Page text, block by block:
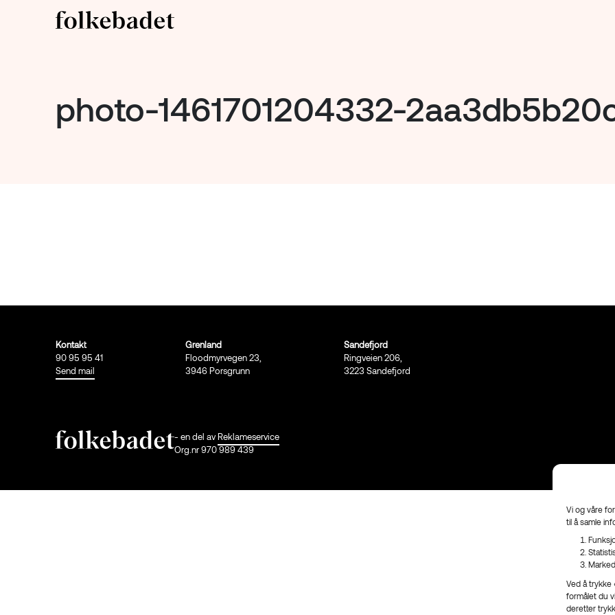
Vi og våre
til å samle
Ved å trykke
formålet du
deretter
photo-1461701204332-
Kontakt
90 95 95 41
Send mail
Grenland
Floodmyrvegen 23,
3946 Porsgrunn
Sandefjord
Ringveien 206,
3223 Sandefjord
- en del avReklameservice
Org.nr 970 989 439